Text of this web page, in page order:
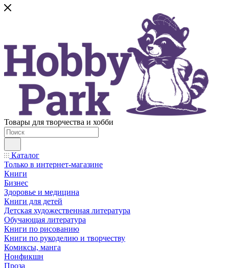
Товары для творчества и хобби
Каталог
Только в интернет-магазине
Книги
Бизнес
Здоровье и медицина
Книги для детей
Детская художественная литература
Обучающая литература
Книги по рисованию
Книги по рукоделию и творчеству
Комиксы, манга
Нонфикшн
Проза